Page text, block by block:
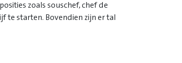
zoals souschef, chef de
te starten. Bovendien zijn er tal